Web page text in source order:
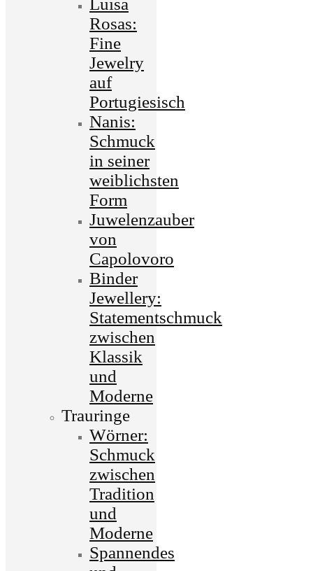
Luísa
Rosas:
Fine
Jewelry
auf
Portugiesisch
Nanis:
Schmuck
in seiner
weiblichsten
Form
Juwelenzauber
von
Capolovoro
Binder
Jewellery:
Statementschmuck
zwischen
Klassik
und
Moderne
Trauringe
Wörner:
Schmuck
zwischen
Tradition
und
Moderne
Spannendes